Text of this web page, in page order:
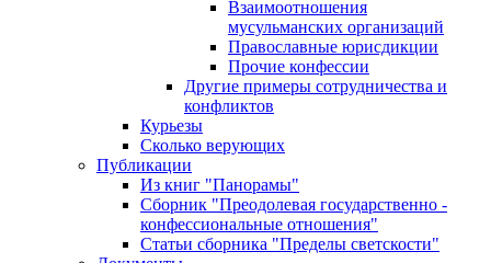
Взаимоотношения
мусульманских организаций
Православные юрисдикции
Прочие конфессии
Другие примеры сотрудничества и
конфликтов
Курьезы
Сколько верующих
Публикации
Из книг "Панорамы"
Сборник "Преодолевая государственно -
конфессиональные отношения"
Статьи сборника "Пределы светскости"